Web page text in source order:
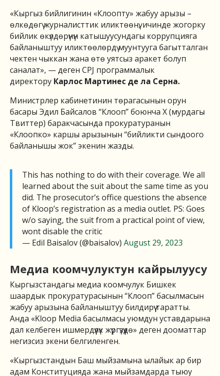
«Кыргыз бийлигинин «Клоопту» жабуу арызы –
өлкөдөгү журналисттик иликтөөнү, ичинде жогорку
бийлик өкүлдөрүнүн катышуусундагы коррупцияга
байланыштуу иликтөөлөрдү муунтууга багытталган
чектен чыккан жана өтө уятсыз аракет болуп
саналат», — деген CPJ программалык
директору Карлос Мартинес де ла Серна.
Министрлер кабинетинин төрагасынын орун
басары Эдил Байсалов “Клооп” боюнча Х (мурдагы
Твиттер) баракчасында прокуратуранын
«Клоопко» каршы арызынын “бийликти сындоого
байланышы жок” экенин жазды.
This has nothing to do with their coverage. We all
learned about the suit about the same time as you
did. The prosecutor’s office questions the absence
of Kloop’s registration as a media outlet. PS: Goes
w/o saying, the suit from a practical point of view,
wont disable the critic
— Edil Baisalov (@baisalov) August 29, 2023
Медиа коомчулуктун кайрылуусу
Кыргызстандагы медиа коомчулук Бишкек
шаардык прокуратурасынын “Клооп” басылмасын
жабуу арызына байланыштуу билдирүү таратты.
Анда «Kloop Media басылмасы уюмдун уставдарына
дал келбеген ишмердүүлүк жүргүзүүдө» деген дооматтар
негизсиз экени белгиленген.
«Кыргызстандын Баш мыйзамына ылайык ар бир
адам Конституцияда жана мыйзамдарда тыюу